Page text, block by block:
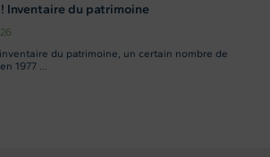
Inventaire du patrimoine
du patrimoine, un certain nombre de
1977 ...